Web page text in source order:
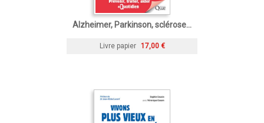
Alzheimer, Parkinson, sclérose...
Livre papier 17,00 €